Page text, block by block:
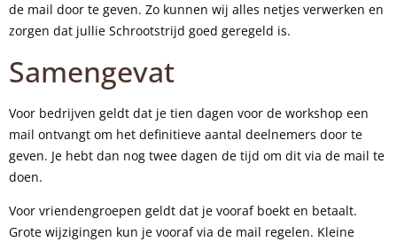
de mail door te geven. Zo kunnen wij alles netjes verwerken en
zorgen dat jullie Schrootstrijd goed geregeld is.
Samengevat
Voor bedrijven geldt dat je tien dagen voor de workshop een
mail ontvangt om het definitieve aantal deelnemers door te
geven. Je hebt dan nog twee dagen de tijd om dit via de mail te
doen.
Voor vriendengroepen geldt dat je vooraf boekt en betaalt.
Grote wijzigingen kun je vooraf via de mail regelen. Kleine